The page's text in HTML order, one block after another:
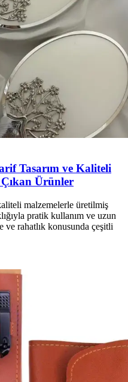
Tasarım ve Kaliteli
Ürünler
malzemelerle üretilmiş
pratik kullanım ve uzun
ve rahatlık konusunda çeşitli